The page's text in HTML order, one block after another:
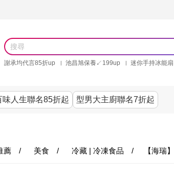
謝承均代言85折up 池昌旭保養↙199up
迷你手持冰能
味人生聯名85折起 型男大主廚聯名7折起
薦 / 美食 / 冷藏 | 冷凍食品 / 【海瑞